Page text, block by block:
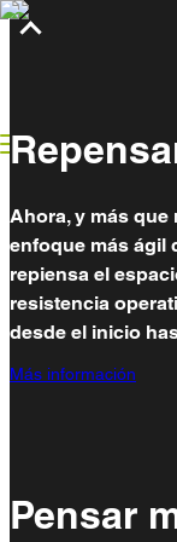
Ahora, y más
enfoque más ágil
repiensa el
resistencia
desde el inicio
Más información
Pensar